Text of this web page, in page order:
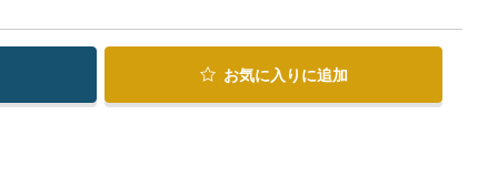
お気に入り に追加